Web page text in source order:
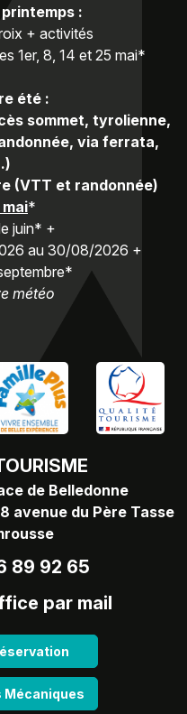
de Belledonne
avenue du Père Tasse
89 92 65
par mail
Mécaniques
:
+ activités
1er, 8, 14 et 25 mai*
été :
sommet, tyrolienne,
via ferrata,
(VTT et randonnée)
*
juin* +
au 30/08/2026 +
météo